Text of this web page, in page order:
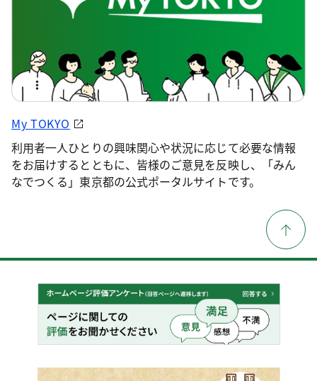
My TOKYO
利用者一人ひとりの興味関心や状況に応じて必要な情報
をお届けするとともに、皆様のご意見を反映し、「みん
なでつくる」東京都の公式ポータルサイトです。